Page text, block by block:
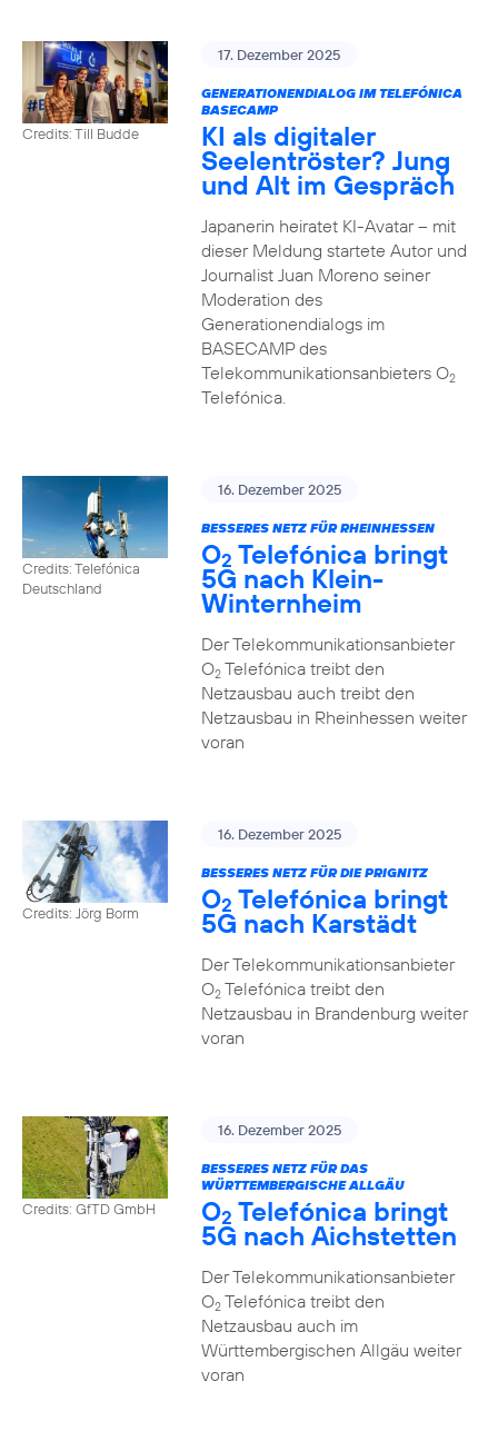
Credits: Till Budde
17. Dezember 2025
GENERATIONENDIALOG IM TELEFÓNICA
BASECAMP
KI als digitaler
Seelentröster? Jung
und Alt im Gespräch
Japanerin heiratet KI-Avatar – mit
dieser Meldung startete Autor und
Journalist Juan Moreno seiner
Moderation des
Generationendialogs im
BASECAMP des
Telekommunikationsanbieters O2
Telefónica.
Credits: Telefónica
Deutschland
16. Dezember 2025
BESSERES NETZ FÜR RHEINHESSEN
O2 Telefónica bringt
5G nach Klein-
Winternheim
Der Telekommunikationsanbieter
O2Telefónica treibt den
Netzausbau auch treibt den
Netzausbau in Rheinhessen weiter
voran
Credits: Jörg Borm
16. Dezember 2025
BESSERES NETZ FÜR DIE PRIGNITZ
O2 Telefónica bringt
5G nach Karstädt
Der Telekommunikationsanbieter
O2Telefónica treibt den
Netzausbau in Brandenburg weiter
voran
Credits: GfTD GmbH
16. Dezember 2025
BESSERES NETZ FÜR DAS
WÜRTTEMBERGISCHE ALLGÄU
O2 Telefónica bringt
5G nach Aichstetten
Der Telekommunikationsanbieter
O2Telefónica treibt den
Netzausbau auch im
Württembergischen Allgäu weiter
voran